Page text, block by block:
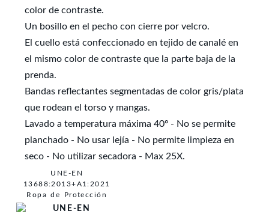
color de contraste.
Un bosillo en el pecho con cierre por velcro.
El cuello está confeccionado en tejido de canalé en
el mismo color de contraste que la parte baja de la
prenda.
Bandas reflectantes segmentadas de color gris/plata
que rodean el torso y mangas.
Lavado a temperatura máxima 40º - No se permite
planchado - No usar lejía - No permite limpieza en
seco - No utilizar secadora - Max 25X.
UNE-EN
13688:2013+A1:2021
Ropa de Protección